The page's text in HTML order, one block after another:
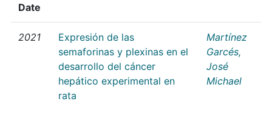
Date
2021
Expresión de las
semaforinas y plexinas en el
desarrollo del cáncer
hepático experimental en
rata
Martínez
Garcés,
José
Michael